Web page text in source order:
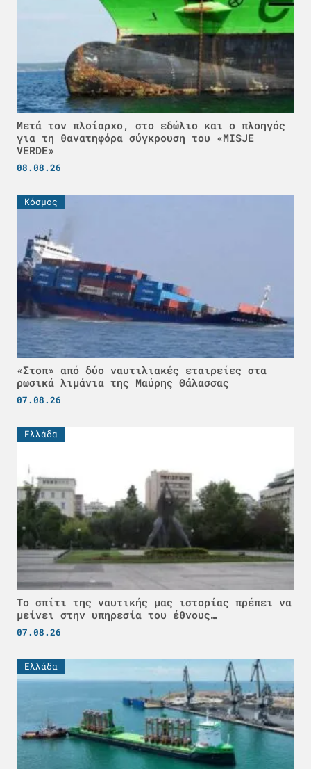
Μετά τον πλοίαρχο, στο εδώλιο και ο πλοηγός
για τη θανατηφόρα σύγκρουση του «MISJE
VERDE»
08.08.26
Κόσμος
«Στοπ» από δύο ναυτιλιακές εταιρείες στα
ρωσικά λιμάνια της Μαύρης Θάλασσας
07.08.26
Ελλάδα
Το σπίτι της ναυτικής μας ιστορίας πρέπει να
μείνει στην υπηρεσία του έθνους…
07.08.26
Ελλάδα